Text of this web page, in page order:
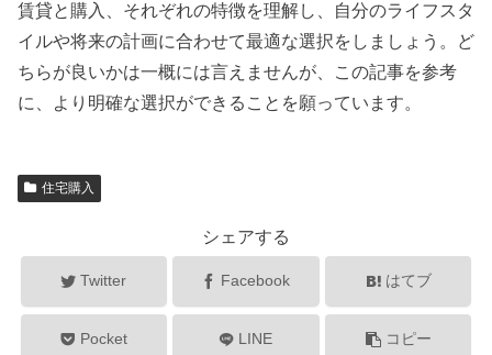
賃貸と購入、それぞれの特徴を理解し、自分のライフスタ
イルや将来の計画に合わせて最適な選択をしましょう。ど
ちらが良いかは一概には言えませんが、この記事を参考
に、より明確な選択ができることを願っています。
住宅購入
シェアする
Twitter Facebook はてブ
Pocket LINE コピー